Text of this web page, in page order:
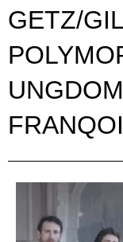
GETZ/